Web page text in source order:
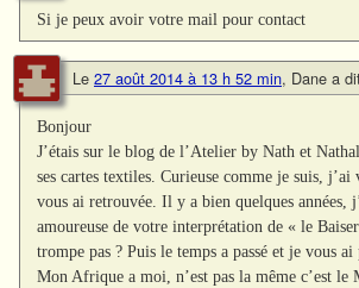
Si je peux avoir votre mail pour contact
Le 27 août 2014 à 13 h 52 min, Dane a
Bonjour
J’étais sur le blog de l’Atelier by Nath et
ses cartes textiles. Curieuse comme je suis,
vous ai retrouvée. Il y a bien quelques années,
amoureuse de votre interprétation de « le
trompe pas ? Puis le temps a passé et je vous ai
Mon Afrique a moi, n’est pas la même c’est le